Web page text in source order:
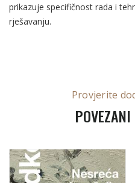
prikazuje specifičnost rada i
rješavanju.
Provjerite